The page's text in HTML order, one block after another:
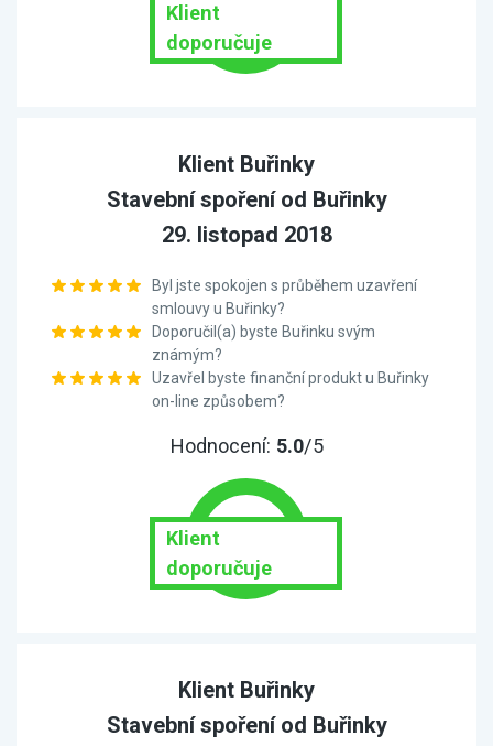
Klient
doporučuje
Klient Buřinky
Stavební spoření od Buřinky
29. listopad 2018
Byl jste spokojen s průběhem uzavření
smlouvy u Buřinky?
Doporučil(a) byste Buřinku svým
známým?
Uzavřel byste finanční produkt u Buřinky
on-line způsobem?
Hodnocení: 5.0/5
Klient
doporučuje
Klient Buřinky
Stavební spoření od Buřinky